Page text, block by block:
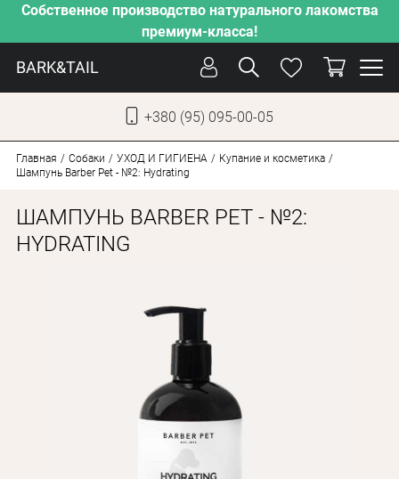
Собственное производство натурального лакомства
премиум-класса!
BARK&TAIL
+380 (95) 095-00-05
УХОД
АКЦИИ
ДЛЯ КОТОВ
Оплата и доставка
Главная Собаки УХОД И ГИГИЕНА
Купание и косметика
Шампунь Barber Pet - №2: Hydrating
ШАМПУНЬ BARBER PET - №2:
HYDRATING